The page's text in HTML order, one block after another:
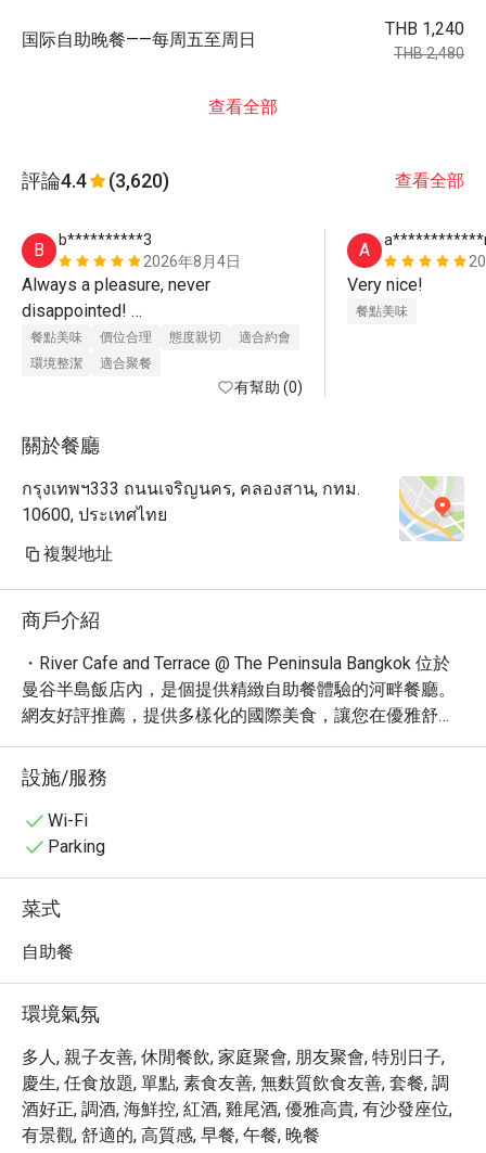
国际自助晚餐——每周五至周日
THB 1,240
THB 2,480
查看全部
評論4.4 (3,620) 查看全部
B
b**********3
2026年8月4日
Always a pleasure, never
disappointed!
The by far best buffet in Bangkok
餐點美味 價位合理 態度親切
適合約會
環境整潔
適合聚餐
有幫助 (0)
A
Very nice!
餐點美味
關於餐廳
กรุงเทพฯ333 ถนนเจริญนคร, คลองสาน, กทม.
10600, ประเทศไทย
複製地址
商戶介紹
・River Cafe and Terrace @ The Peninsula Bangkok 位於
曼谷半島飯店內，是個提供精緻自助餐體驗的河畔餐廳。
網友好評推薦，提供多樣化的國際美食，讓您在優雅舒適
的環境中享受美食。
・在這裡，您可以品嚐到新鮮的海鮮、精緻的甜點以及各
式各樣的異國料理。尤其以其豐富的海鮮自助餐和精緻的
燒烤料理聞名，絕對能滿足您的味蕾。鄰近 Charoen
Nakhon 路，交通便利。
Peninsula Bangkok，即可享受高達 5 折的超值優惠！
設施/服務
Wi-Fi
Parking
菜式
自助餐
環境氣氛
多人, 親子友善, 休閒餐飲, 家庭聚會, 朋友聚會, 特別日子,
慶生, 任食放題, 單點, 素食友善, 無麩質飲食友善, 套餐, 調
酒好正, 調酒, 海鮮控, 紅酒, 雞尾酒, 優雅高貴, 有沙發座位,
有景觀, 舒適的, 高質感, 早餐, 午餐, 晚餐